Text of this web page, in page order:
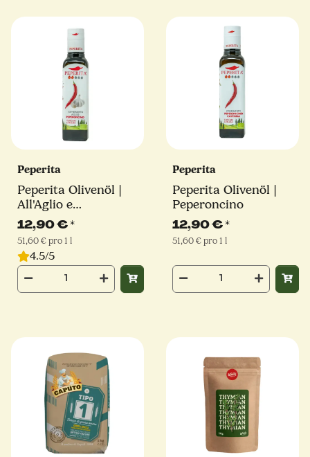
Peperita
Peperita Olivenöl |
All'Aglio e
Peperoncino
12,90 €*
51,60 € pro 1 l
4.5/5
Peperita
Peperita Olivenöl |
Peperoncino
12,90 €*
51,60 € pro 1 l